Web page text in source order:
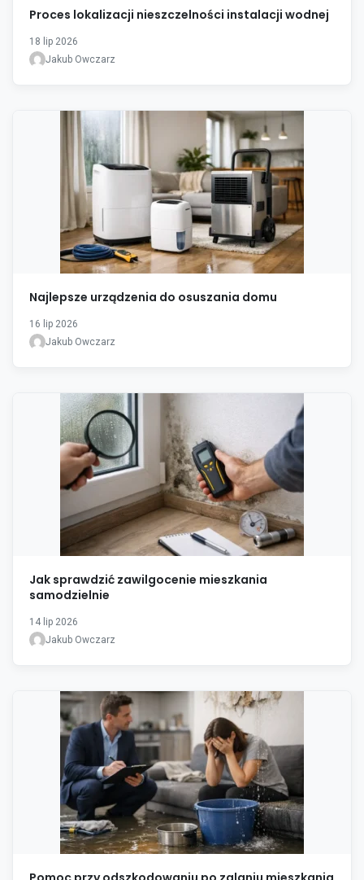
Proces lokalizacji nieszczelności instalacji wodnej
18 lip 2026
Jakub Owczarz
Najlepsze urządzenia do osuszania domu
16 lip 2026
Jakub Owczarz
Jak sprawdzić zawilgocenie mieszkania
samodzielnie
14 lip 2026
Jakub Owczarz